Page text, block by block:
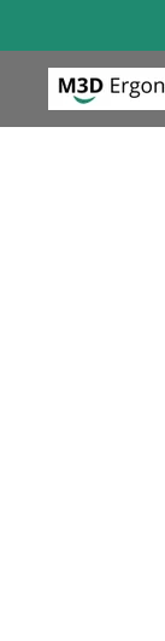
contenu
principal